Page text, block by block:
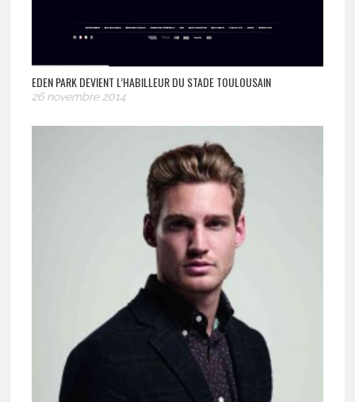
EDEN PARK DEVIENT L’HABILLEUR DU STADE TOULOUSAIN
26 novembre 2014